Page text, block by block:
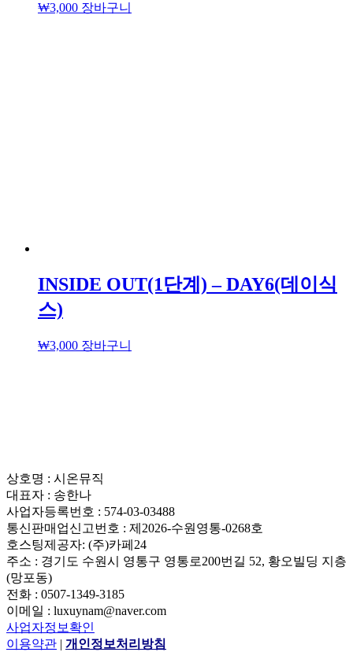
₩3,000 장바구니
INSIDE OUT(1단계) – DAY6(데이식
스)
₩3,000 장바구니
상호명 : 시온뮤직
대표자 : 송한나
사업자등록번호 : 574-03-03488
통신판매업신고번호 : 제2026-수원영통-0268호
호스팅제공자: (주)카페24
주소 : 경기도 수원시 영통구 영통로200번길 52, 황오빌딩 지층
(망포동)
전화 : 0507-1349-3185
이메일 : luxuynam@naver.com
사업자정보확인
이용약관 | 개인정보처리방침